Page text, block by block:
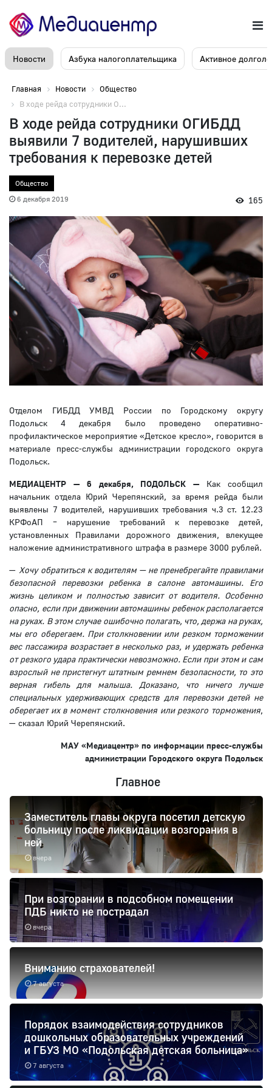
Новости Азбука налогоплательщика Активное
Главная Новости
Общество
В ходе рейда сотрудники О...
В ходе рейда сотрудники ОГИБДД
выявили 7 водителей, нарушивших
требования к перевозке детей
Общество
6 декабря 2019
165
Отделом ГИБДД УМВД России по Городскому округу
Подольск 4 декабря было проведено оперативно-
профилактическое мероприятие «Детское кресло», говорится в
материале пресс-службы администрации городского округа
Подольск.
МЕДИАЦЕНТР — 6 декабря, ПОДОЛЬСК — Как сообщил
начальник отдела Юрий Черепянский, за время рейда были
выявлены 7 водителей, нарушивших требования ч.3 ст. 12.23
КРФоАП – нарушение требований к перевозке детей,
установленных Правилами дорожного движения, влекущее
наложение административного штрафа в размере 3000 рублей.
— Хочу обратиться к водителям — не пренебрегайте правилами
безопасной перевозки ребенка в салоне автомашины. Его
жизнь целиком и полностью зависит от водителя. Особенно
опасно, если при движении автомашины ребенок располагается
на руках. В этом случае ошибочно полагать, что, держа на руках,
мы его оберегаем. При столкновении или резком торможении
вес пассажира возрастает в несколько раз, и удержать ребенка
от резкого удара практически невозможно. Если при этом и сам
взрослый не пристегнут штатным ремнем безопасности, то это
верная гибель для малыша. Доказано, что ничего лучше
специальных удерживающих средств для перевозки детей не
оберегает их в момент столкновения или резкого торможения,
— сказал Юрий Черепянский.
МАУ «Медиацентр» по информации пресс-службы
администрации Городского округа Подольск
Главное
вчера
Заместитель главы округа посетил детскую
больницу после ликвидации возгорания в
ней
вчера
При возгорании в подсобном помещении
ПДБ никто не пострадал
7 августа
Вниманию страхователей!
7 августа
Порядок взаимодействия сотрудников
дошкольных образовательных учреждений
и ГБУЗ МО «Подольская детская больница»